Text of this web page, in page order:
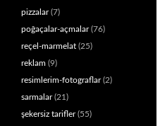
pizzalar(7)
poğaçalar-açmalar(76)
reçel-marmelat (25)
reklam (9)
resimlerim-fotograflar(2)
sarmalar(21)
şekersiz tarifler(55)